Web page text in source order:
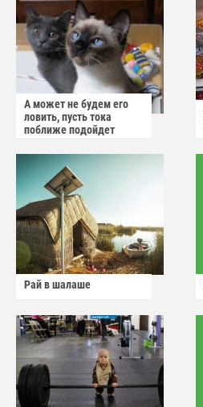
А может не будем его
ловить, пусть тока
поближе подойдет
Рай в шалаше